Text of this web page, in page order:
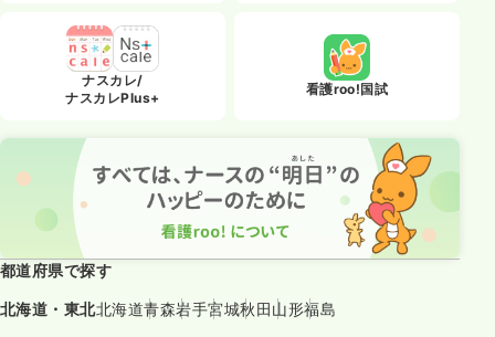
ナスカレ/
ナスカレPlus+
看護roo!国試
都道府県で探す
北海道・東北北海道青森岩手宮城秋田山形福島